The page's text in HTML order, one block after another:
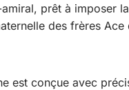
prêt à imposer
des frères Ace
est conçue avec